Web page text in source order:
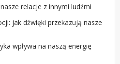
relacje z innymi ludźmi
jak dźwięki przekazują nasze
wpływa na naszą energię